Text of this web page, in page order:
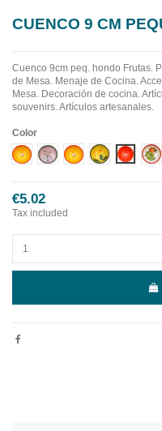
CUENCO 9 CM
Cuenco 9cm peq. hondo Frutas.
de Mesa. Menaje de Cocina.
Mesa. Decoración de cocina.
souvenirs. Artículos artesanales.
Color
Diseño 1Diseño 10Diseño 2Diseño 3Diseño 4
€5.02
Tax included